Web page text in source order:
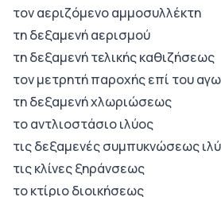
τον αεριζόμενο αμμοσυλλέκτη
τη δεξαμενή αερισμού
τη δεξαμενή τελικής καθιζήσεως
τον μετρητή παροχής επί του
τη δεξαμενή χλωριώσεως
το αντλιοστάσιο ιλύος
τις δεξαμενές συμπυκνώσεως
τις κλίνες ξηράνσεως
το κτίριο διοικήσεως